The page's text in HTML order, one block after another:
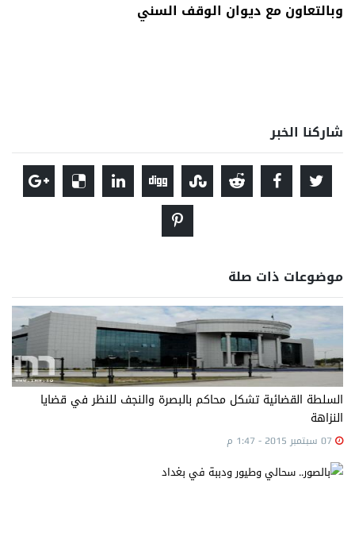
وبالتعاون مع ديوان الوقف السني
شاركنا الخبر
موضوعات ذات صلة
السلطة القضائية تشكل محاكم بالبصرة والنجف للنظر في قضايا
النزاهة